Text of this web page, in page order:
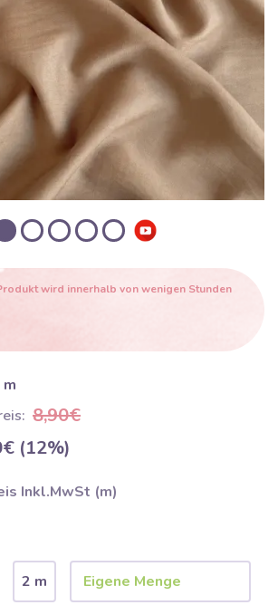
wird innerhalb von wenigen Stunden
8,90€
(12%)
Inkl.MwSt (m)
2 m